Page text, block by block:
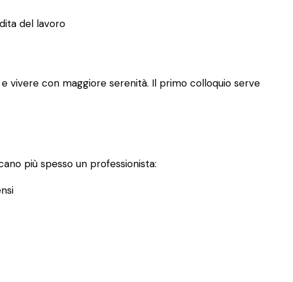
del lavoro
vivere con maggiore serenità. Il primo colloquio serve
più spesso un professionista: